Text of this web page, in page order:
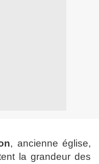
, ancienne église,
la grandeur des